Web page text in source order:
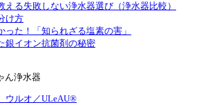
える失敗しない浄水器選び（浄水器比較）
け方
った！「知られざる塩素の害」
銀イオン抗菌剤の秘密
ん浄水器
ルオ／ULeAU®